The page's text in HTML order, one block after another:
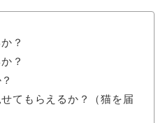
？
？
てもらえるか？（猫を届